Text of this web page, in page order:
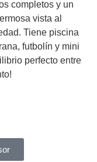
completos y un
vista al
Tiene piscina
futbolín y mini
perfecto entre